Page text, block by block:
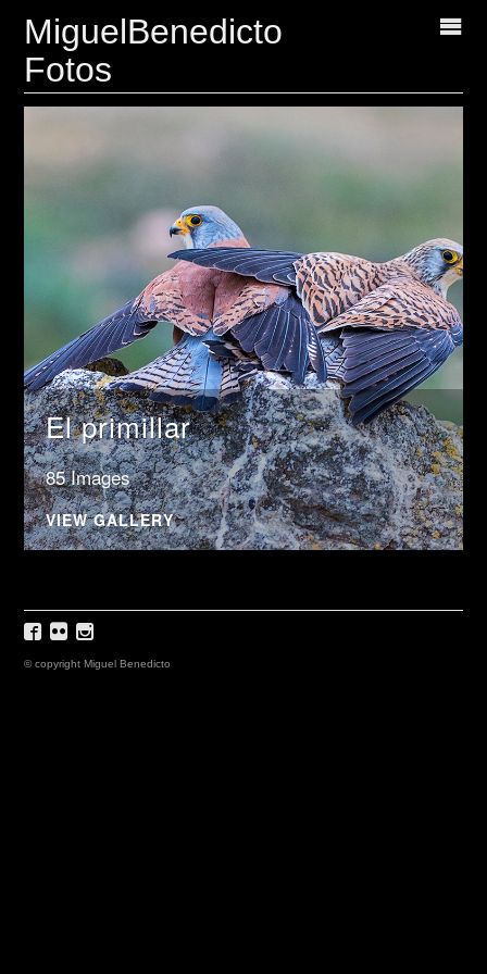
MiguelBenedicto
Fotos
El primillar
85 Images
VIEW GALLERY
© copyright Miguel Benedicto